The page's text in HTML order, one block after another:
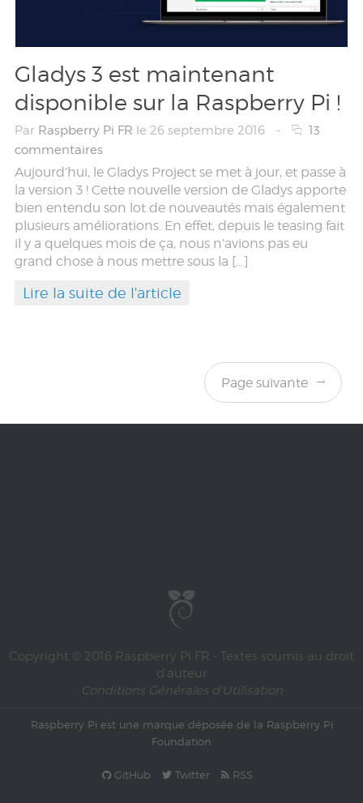
Gladys 3 est maintenant
disponible sur la Raspberry Pi !
Par Raspberry Pi FR le 26 septembre 2016 -
13
commentaires
Aujourd’hui, le Gladys Project se met à jour, et passe à
la version 3 ! Cette nouvelle version de Gladys apporte
bien entendu son lot de nouveautés mais également
plusieurs améliorations. En effet, depuis le teasing fait
il y a quelques mois de ça, nous n’avions pas eu
grand chose à nous mettre sous la […]
Lire la suite de l'article
Page suivante
Copyright © 2016 Raspberry Pi FR - Textes soumis au droit
d'auteur
Conditions Générales d'Utilisation
Raspberry Pi est une marque déposée de la Raspberry Pi
Foundation
GitHub Twitter RSS